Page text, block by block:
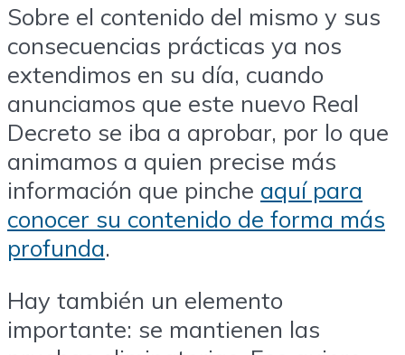
Sobre el contenido del mismo y sus
consecuencias prácticas ya nos
extendimos en su día, cuando
anunciamos que este nuevo Real
Decreto se iba a aprobar, por lo que
animamos a quien precise más
información que pinche aquí para
conocer su contenido de forma más
profunda.
Hay también un elemento
importante: se mantienen las